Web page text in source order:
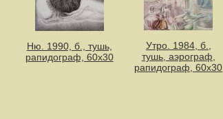
Ню. 1990, б., тушь,
рапидограф, 60х30
Утро. 1984, б.,
тушь, аэрограф,
рапидограф, 60х30